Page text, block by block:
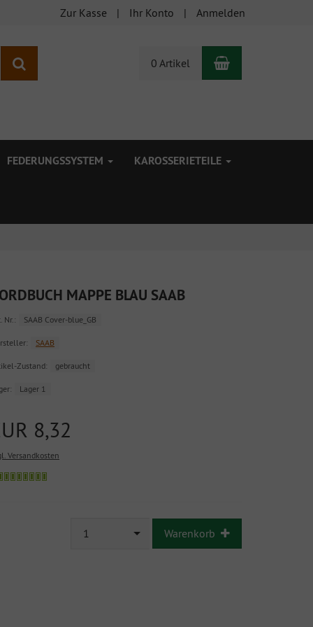
Zur Kasse Ihr Konto Anmelden
0 Artikel Warenkorb
FEDERUNGSSYSTEM KAROSSERIETEILE
MAPPE BLAU SAAB
Nr.: SAAB Cover-blue_GB
SAAB
Zustand: gebraucht
Lager 1
8,32
Versandkosten
1 Warenkorb